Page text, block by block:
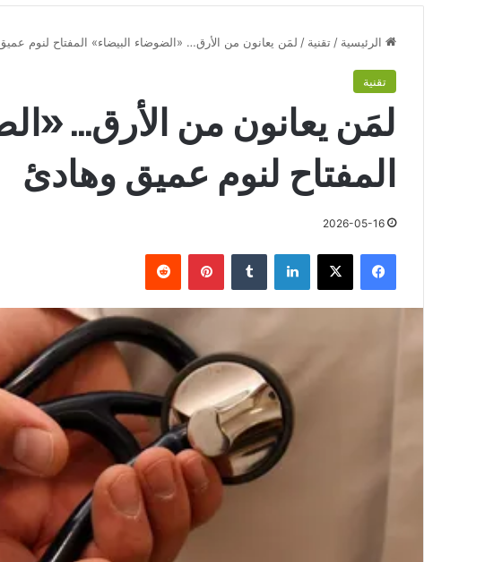
الرئيسية / تقنية / لمَن يعانون من الأرق… «الضوضاء البيضاء» المفتاح لنوم
تقنية
لمَن يعانون من الأرق…
المفتاح لنوم عميق وهادئ
2026-05-16
فيسبوك لينكدإن بينتيريست